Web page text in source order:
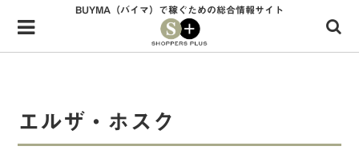
Menu
HOME
34歳独身OLバイマ実践記
BUYMA（バイマ）で稼ぐための総合情報サイト
エルザ・ホスク